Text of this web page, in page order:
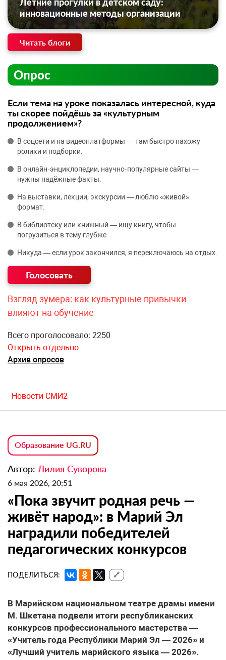
инновационные методы организации
Читать блоги
Опрос
Если тема на уроке показалась интересной, куда
ты скорее пойдёшь за «культурным
продолжением»?
В соцсети и на видеоплатформы — там быстро нахожу
ролики и подборки.
В онлайн‑энциклопедии, научно‑популярные сайты —
нужны надёжные факты.
На выставки, лекции, экскурсии — люблю «живой»
формат.
В библиотеку или книжный — ищу книгу, чтобы
погрузиться в тему глубже.
Никуда — если урок закончился, я переключаюсь на отдых.
Взгляд зумера: как культурные привычки
влияют на обучение
Всего проголосовало: 2250
Открыть отдельно
Архив опросов
Новости СМИ2
Образование UG.RU
Автор: Лилия Суворова
6 мая 2026, 20:51
«Пока звучит родная речь —
живёт народ»: в Марий Эл
наградили победителей
педагогических конкурсов
ПОДЕЛИТЬСЯ: 🔗
В Марийском национальном театре драмы имени
М. Шкетана подвели итоги республиканских
конкурсов профессионального мастерства —
«Учитель года Республики Марий Эл — 2026» и
«Лучший учитель марийского языка — 2026».